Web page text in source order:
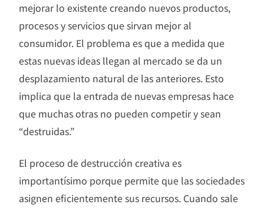
mejorar lo existente creando nuevos productos,
procesos y servicios que sirvan mejor al
consumidor. El problema es que a medida que
estas nuevas ideas llegan al mercado se da un
desplazamiento natural de las anteriores. Esto
implica que la entrada de nuevas empresas hace
que muchas otras no pueden competir y sean
“destruidas.”
El proceso de destrucción creativa es
importantísimo porque permite que las sociedades
asignen eficientemente sus recursos. Cuando sale